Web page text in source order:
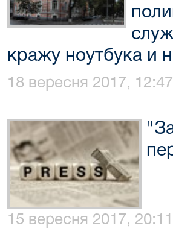
кражу ноутбука и
18 вересня 2017, 12:47
15 вересня 2017, 20:11